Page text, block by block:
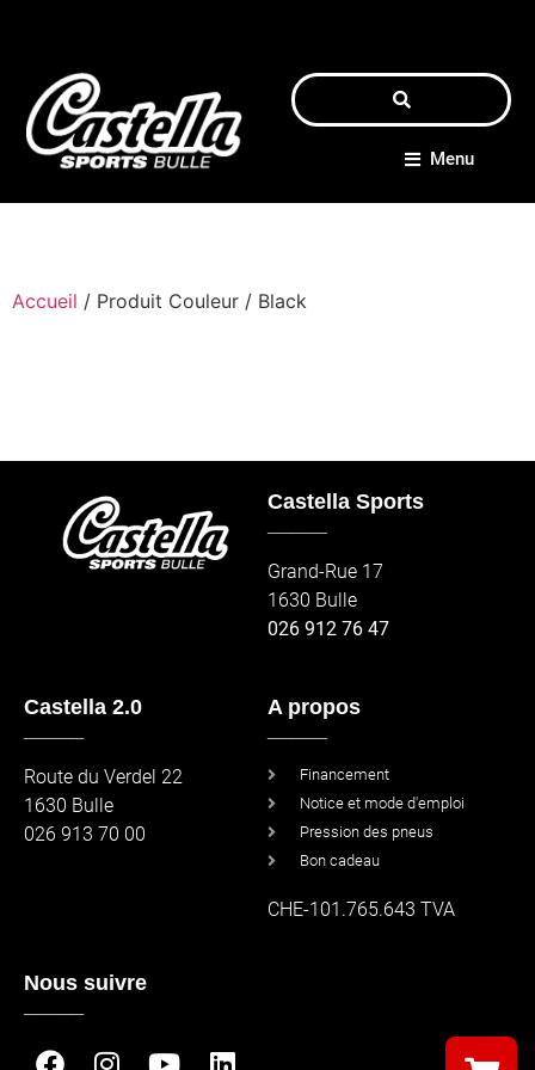
Menu
Accueil / Produit Couleur / Black
Castella Sports
Grand-Rue 17
1630 Bulle
026 912 76 47
Castella 2.0
Route du Verdel 22
1630 Bulle
026 913 70 00
A propos
Financement
Notice et mode d'emploi
Pression des pneus
Bon cadeau
CHE-101.765.643 TVA
Nous suivre